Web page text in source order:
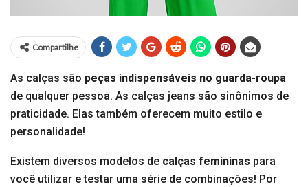
Compartilhe
As calças são peças indispensáveis no guarda-roupa
de qualquer pessoa. As calças jeans são sinônimos de
praticidade. Elas também oferecem muito estilo e
personalidade!
Existem diversos modelos de calças femininas para
você utilizar e testar uma série de combinações! Por